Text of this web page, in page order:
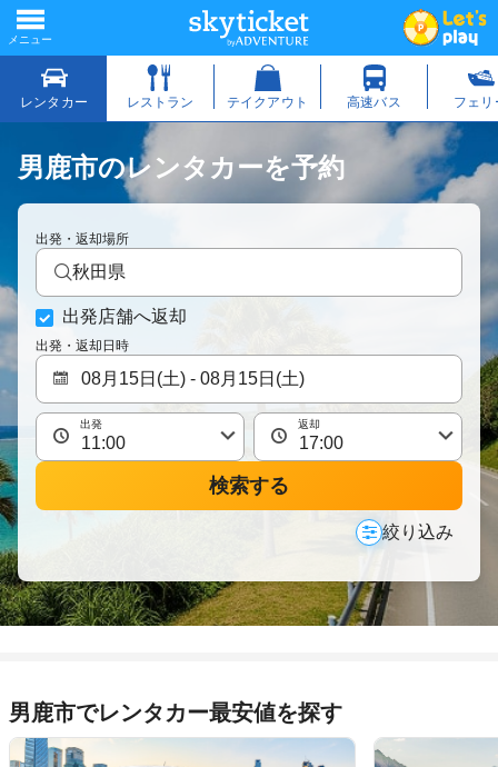
男鹿市のレンタカーを予約
出発・返却場所
秋田県
出発店舗へ返却
出発・返却日時
出発 返却
検索する
絞り込み
男鹿市でレンタカー最安値を探す